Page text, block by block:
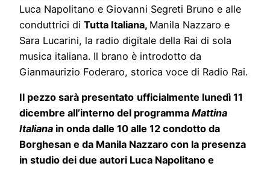
Luca Napolitano e Giovanni Segreti Bruno e alle
conduttrici di Tutta Italiana, Manila Nazzaro e
Sara Lucarini, la radio digitale della Rai di sola
musica italiana. Il brano è introdotto da
Gianmaurizio Foderaro, storica voce di Radio Rai.
Il pezzo sarà presentato ufficialmente lunedì 11
dicembre all’interno del programma Mattina
Italiana in onda dalle 10 alle 12 condotto da
Borghesan e da Manila Nazzaro con la presenza
in studio dei due autori Luca Napolitano e